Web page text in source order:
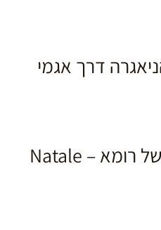
דרך אגמי
חגיגות יום הולדתה של רומא – Natale